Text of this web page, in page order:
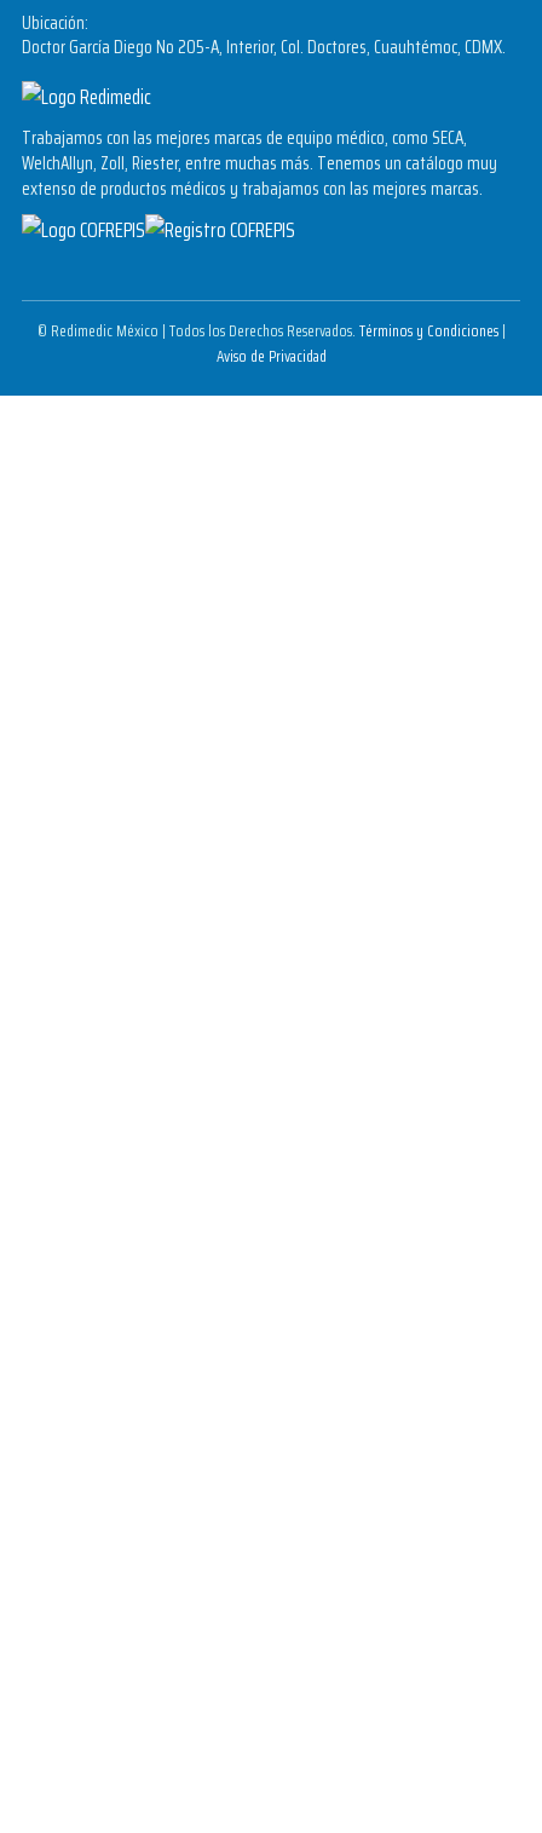
Ubicación:
Doctor García Diego No 205-A, Interior, Col. Doctores, Cuauhtémoc, CDMX.
Trabajamos con las mejores marcas de equipo médico, como SECA,
WelchAllyn, Zoll, Riester, entre muchas más. Tenemos un catálogo muy
extenso de productos médicos y trabajamos con las mejores marcas.
© Redimedic México | Todos los Derechos Reservados.Términos y Condiciones|
Aviso de Privacidad